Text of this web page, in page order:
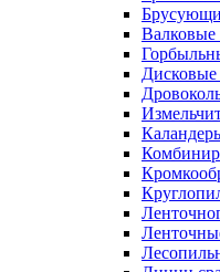
Валковые